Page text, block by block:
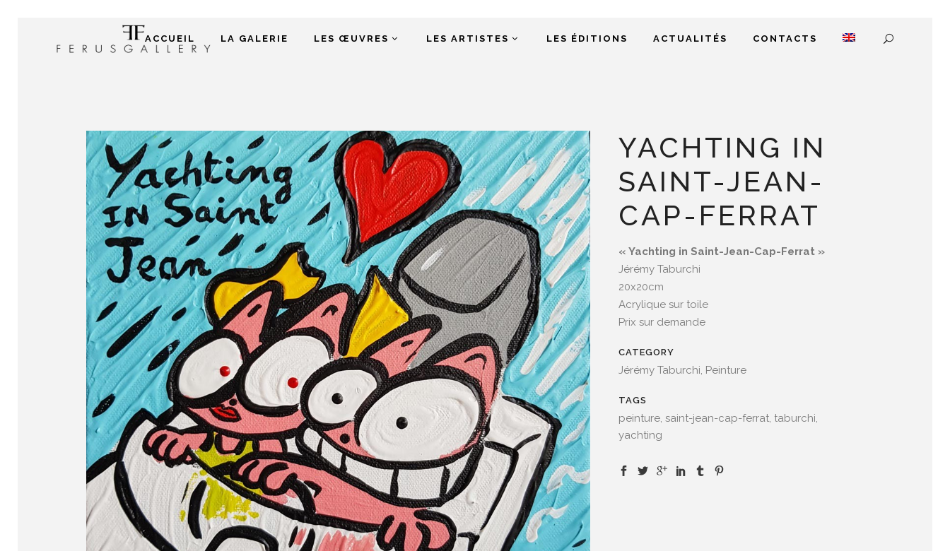
ACCUEIL LA GALERIE LES ŒUVRES LES ARTISTES LES ÉDITIONS ACTUALITÉS CONTACTS
YACHTING IN
SAINT-JEAN-
CAP-FERRAT
« Yachting in Saint-Jean-Cap-Ferrat »
Jérémy Taburchi
20x20cm
Acrylique sur toile
Prix sur demande
CATEGORY
Jérémy Taburchi, Peinture
TAGS
peinture, saint-jean-cap-ferrat, taburchi,
yachting